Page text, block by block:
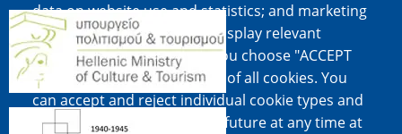
data on website use and statistics; and marketing
cookies, which are used to display relevant
content and advertising. If you choose "ACCEPT
ALL", you consent to the use of all cookies. You
can accept and reject individual cookie types and
revoke your consent for the future at any time at
Image
Image